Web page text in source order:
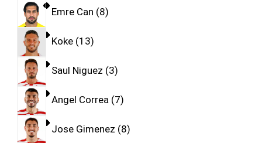
Emre Can 8
Koke 13
Saul Niguez 3
Angel Correa 7
Jose Gimenez 8